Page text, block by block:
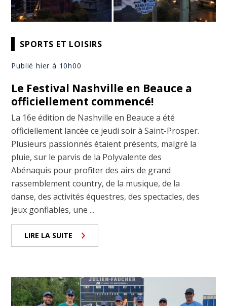
SPORTS ET LOISIRS
Publié hier à 10h00
Le Festival Nashville en Beauce a
officiellement commencé!
La 16e édition de Nashville en Beauce a été
officiellement lancée ce jeudi soir à Saint-Prosper.
Plusieurs passionnés étaient présents, malgré la
pluie, sur le parvis de la Polyvalente des
Abénaquis pour profiter des airs de grand
rassemblement country, de la musique, de la
danse, des activités équestres, des spectacles, des
jeux gonflables, une ...
LIRE LA SUITE